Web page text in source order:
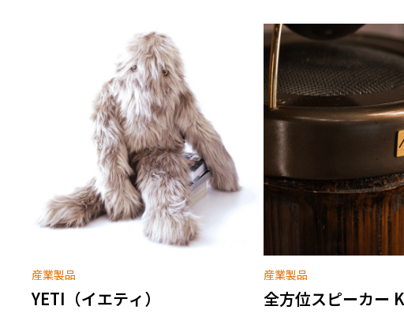
産業製品
YETI（イエティ）
産業製品
全方位スピーカー